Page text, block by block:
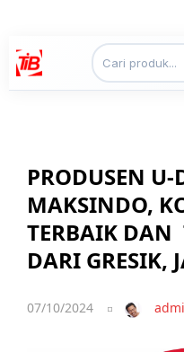
PRODUSEN U-
MAKSINDO,
TERBAIK DAN
DARI
07/10/2024